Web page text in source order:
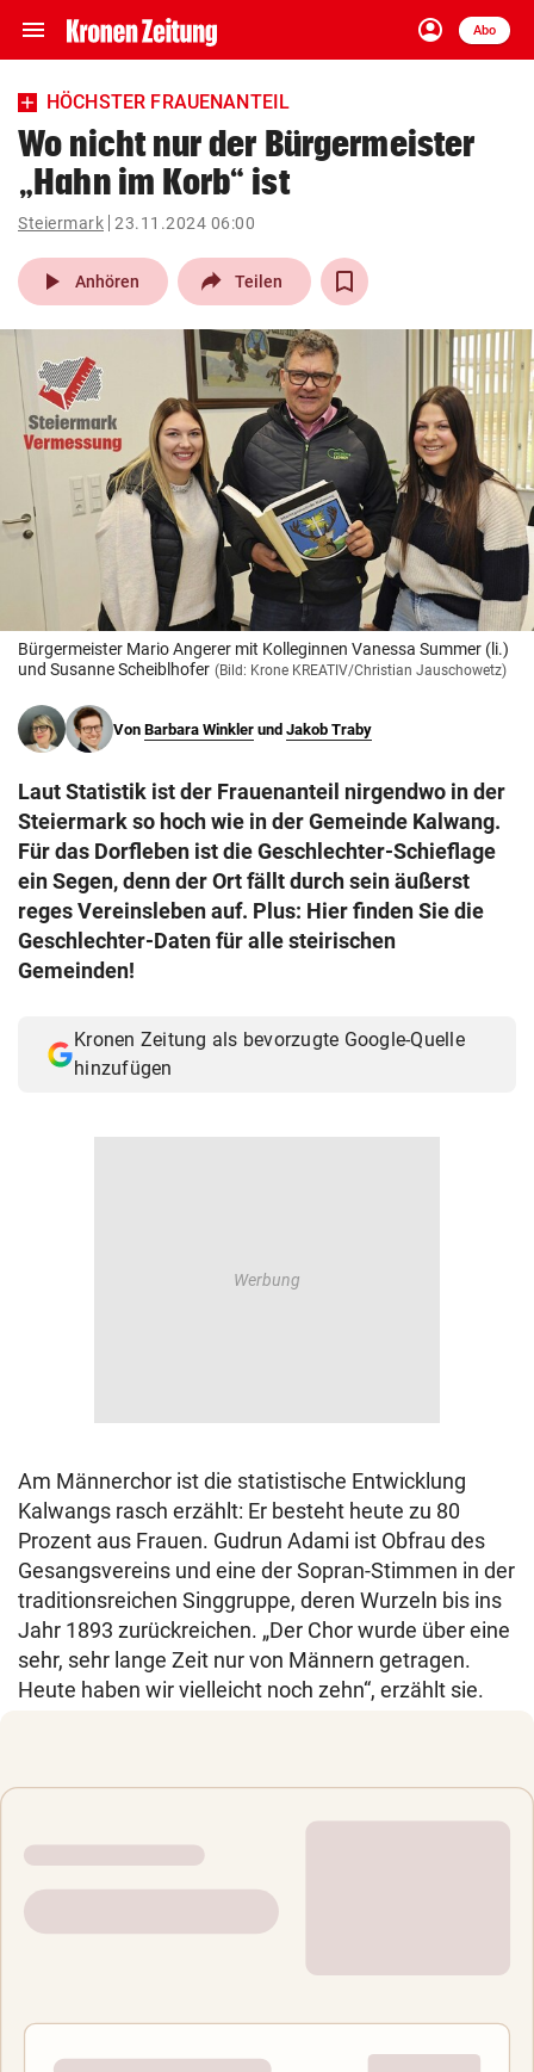
menu Navigation
ein-/ausklappen
account_circle
Anmelden
Abo
close Schließen
account_circle Anmelden
pin_drop
Wien arrow_right
bookmark
search
Suchbegriff
eingeben
© Krone Multimedia GmbH & Co KG 2026
Muthgasse 2, 1190 Wien
HÖCHSTER FRAUENANTEIL
Wo nicht nur der Bürgermeister
„Hahn im Korb“ ist
Steiermark 23.11.2024 06:00
play_arrow Anhören Teilen
Bürgermeister Mario Angerer mit Kolleginnen Vanessa Summer (li.)
und Susanne Scheiblhofer (Bild: Krone KREATIV/Christian Jauschowetz)
Von Barbara Winkler und Jakob Traby
Laut Statistik ist der Frauenanteil nirgendwo in der
Steiermark so hoch wie in der Gemeinde Kalwang.
Für das Dorfleben ist die Geschlechter-Schieflage
ein Segen, denn der Ort fällt durch sein äußerst
reges Vereinsleben auf. Plus: Hier finden Sie die
Geschlechter-Daten für alle steirischen
Gemeinden!
Kronen Zeitung als bevorzugte Google-Quelle
hinzufügen
Am Männerchor ist die statistische Entwicklung
Kalwangs rasch erzählt: Er besteht heute zu 80
Prozent aus Frauen. Gudrun Adami ist Obfrau des
Gesangsvereins und eine der Sopran-Stimmen in der
traditionsreichen Singgruppe, deren Wurzeln bis ins
Jahr 1893 zurückreichen. „Der Chor wurde über eine
sehr, sehr lange Zeit nur von Männern getragen.
Heute haben wir vielleicht noch zehn“, erzählt sie.